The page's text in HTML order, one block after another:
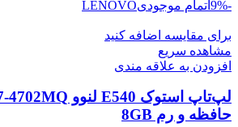
-9%
اتمام موجودیLENOVO
برای مقایسه اضافه کنید
مشاهده سریع
افزودن به علاقه مندی
حافظه و رم 8GB